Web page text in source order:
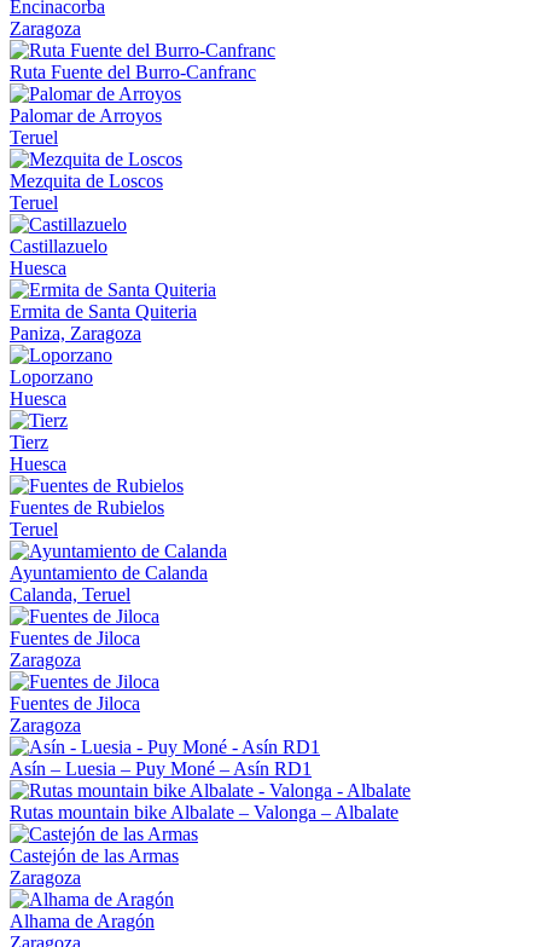
Encinacorba
Zaragoza
Ruta Fuente del Burro-Canfranc
Palomar de Arroyos
Teruel
Mezquita de Loscos
Teruel
Castillazuelo
Huesca
Ermita de Santa Quiteria
Paniza, Zaragoza
Loporzano
Huesca
Tierz
Huesca
Fuentes de Rubielos
Teruel
Ayuntamiento de Calanda
Calanda, Teruel
Fuentes de Jiloca
Zaragoza
Fuentes de Jiloca
Zaragoza
Asín – Luesia – Puy Moné – Asín RD1
Rutas mountain bike Albalate – Valonga – Albalate
Castejón de las Armas
Zaragoza
Alhama de Aragón
Zaragoza